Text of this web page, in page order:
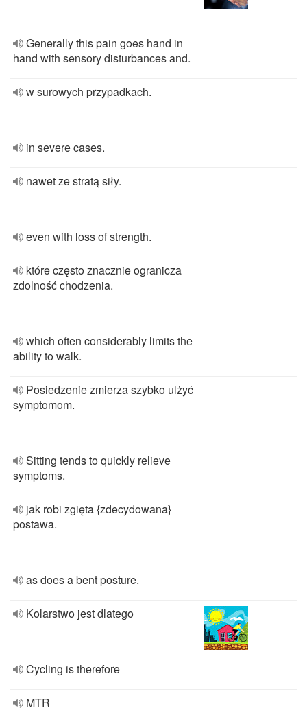
Generally this pain goes hand in
hand with sensory disturbances and.
w surowych przypadkach.
in severe cases.
nawet ze stratą siły.
even with loss of strength.
które często znacznie ogranicza
zdolność chodzenia.
which often considerably limits the
ability to walk.
Posiedzenie zmierza szybko ulżyć
symptomom.
Sitting tends to quickly relieve
symptoms.
jak robi zgięta {zdecydowana}
postawa.
as does a bent posture.
Kolarstwo jest dlatego
Cycling is therefore
MTR